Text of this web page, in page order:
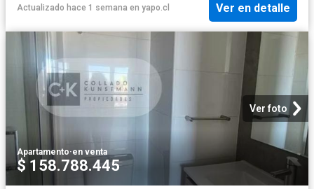
Actualizado hace 1 semana en yapo.cl Ver en detalle
Ver foto
Apartamento·en venta
$ 158.788.445